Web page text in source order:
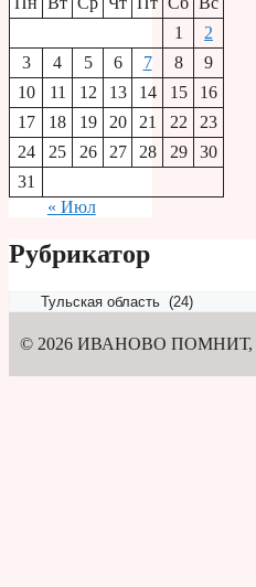
1
2
3
4 5 6 7 8
9
10
11 12 13 14 15
16
17
18 19 20 21 22
23
24
25 26 27 28 29
30
31
« Июл
Рубрикатор
Рубрикатор
© 2026 ИВАНОВО ПОМНИТ,